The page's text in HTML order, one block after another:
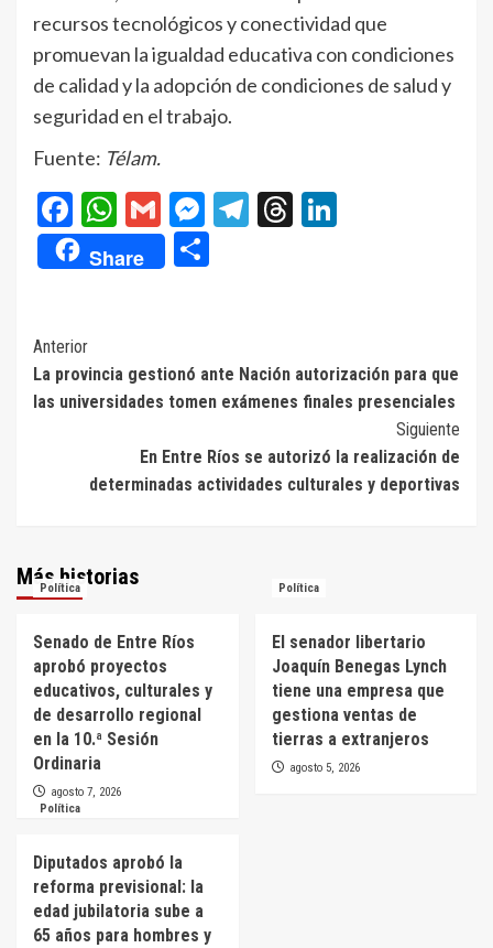
recursos tecnológicos y conectividad que
promuevan la igualdad educativa con condiciones
de calidad y la adopción de condiciones de salud y
seguridad en el trabajo.
Fuente: Télam.
Facebook
WhatsApp
GmailMessenger
Telegram
Threads
Share
Navegación
de
Anterior
La provincia gestionó ante Nación autorización para que
las universidades tomen exámenes finales presenciales
Siguiente
En Entre Ríos se autorizó la realización de
determinadas actividades culturales y deportivas
Más historias
Política
Senado de Entre Ríos
aprobó proyectos
educativos, culturales y
de desarrollo regional
en la 10.ª Sesión
Ordinaria
agosto 7, 2026
Política
El senador libertario
Joaquín Benegas Lynch
tiene una empresa que
gestiona ventas de
tierras a extranjeros
agosto 5, 2026
Política
Diputados aprobó la
reforma previsional: la
edad jubilatoria sube a
65 años para hombres y